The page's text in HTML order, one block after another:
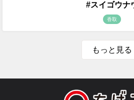
#スイゴウナ
香取
もっと見る